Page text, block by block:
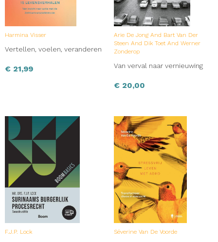
Harmina Visser
Vertellen, voelen, veranderen
€ 21,99
Arie De Jong And Bart Van Der
Steen And Dik Toet And Werner
Zonderop
Van verval naar vernieuwing
€ 20,00
F.J.P. Lock Séverine Van De Voorde